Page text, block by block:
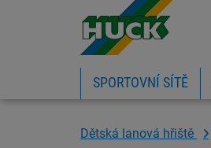
SPORTOVNÍ SÍTĚ
Dětská lanová hřiště